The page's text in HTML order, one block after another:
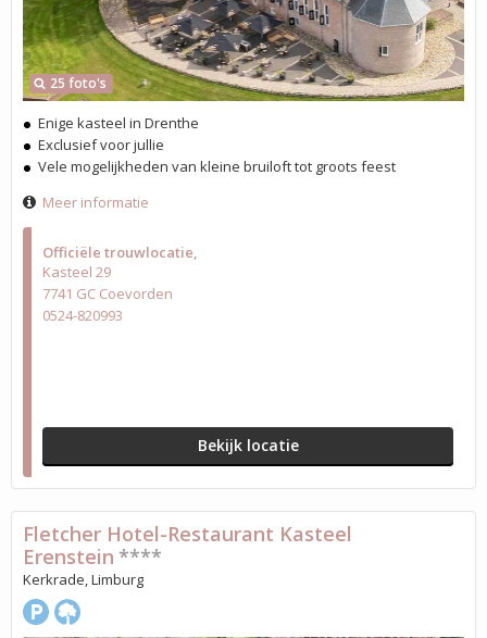
Officiële trouwlocatie
Kasteel 29
7741 GC Coevorden
0524-820993
Bekijk locatie
25 foto's
Enige kasteel in Drenthe
Exclusief voor jullie
Vele mogelijkheden van kleine bruiloft tot groots feest
Meer informatie
Fletcher Hotel-Restaurant Kasteel
Erenstein ****
Kerkrade, Limburg